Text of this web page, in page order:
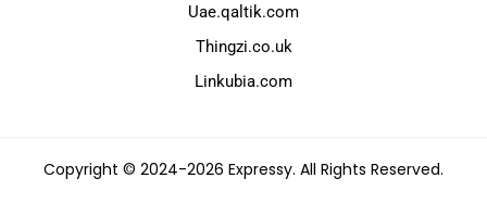
Uae.qaltik.com
Thingzi.co.uk
Linkubia.com
Copyright © 2024-2026 Expressy. All Rights Reserved.